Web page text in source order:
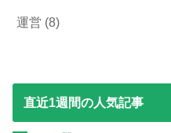
運営 (8)
直近1週間の人気記事